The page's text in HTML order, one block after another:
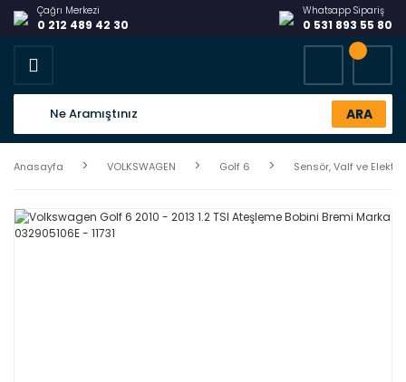
Çağrı Merkezi
0 212 489 42 30
Whatsapp Sipariş
0 531 893 55 80
ARA
Anasayfa VOLKSWAGEN Golf 6 Sensör, Valf ve